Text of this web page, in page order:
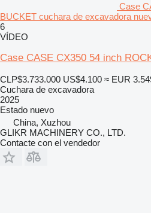
Case
BUCKET cuchara de excavadora
6
VÍDEO
Case CASE CX350 54 inch
CLP$3.733.000 US$4.100 ≈ EUR
Cuchara de excavadora
2025
Estado nuevo
China, Xuzhou
GLIKR MACHINERY CO., LTD.
Contacte con el vendedor